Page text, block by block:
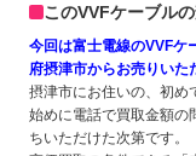
このVVFケーブル
今回は富士電線のVVFケ
府摂津市からお売りいた
摂津市にお住いの、初め
始めに電話で買取金額の
ちいただけた次第です。